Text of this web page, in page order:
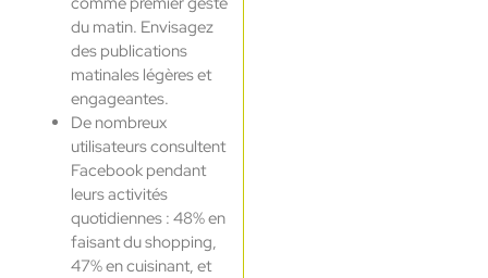
du matin. Envisagez
des publications
matinales légères et
engageantes.
De nombreux
utilisateurs consultent
Facebook pendant
leurs activités
quotidiennes : 48% en
faisant du shopping,
47% en cuisinant, et